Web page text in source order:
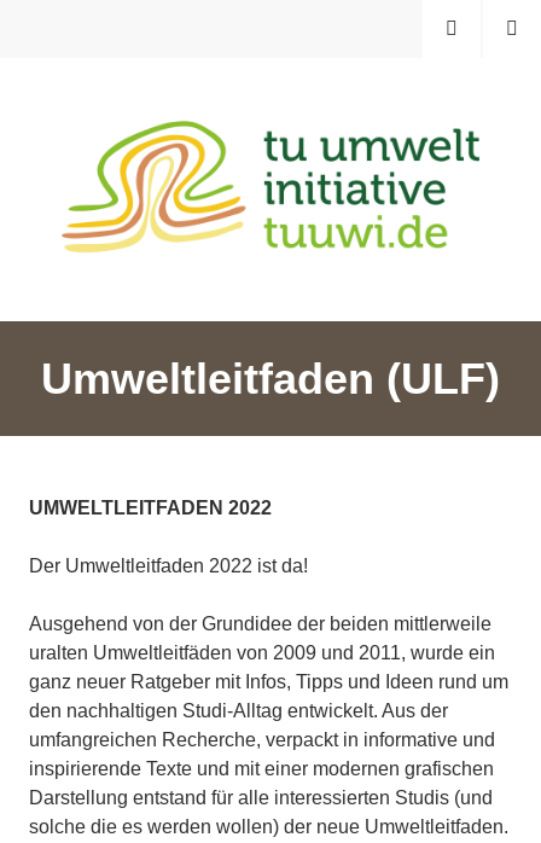
TU UMWELTINITIATIVE
MENÜ
SUCHE
Umweltleitfaden (ULF)
UMWELTLEITFADEN 2022
Der Umweltleitfaden 2022 ist da!
Ausgehend von der Grundidee der beiden mittlerweile
uralten Umweltleitfäden von 2009 und 2011, wurde ein
ganz neuer Ratgeber mit Infos, Tipps und Ideen rund um
den nachhaltigen Studi-Alltag entwickelt. Aus der
umfangreichen Recherche, verpackt in informative und
inspirierende Texte und mit einer modernen grafischen
Darstellung entstand für alle interessierten Studis (und
solche die es werden wollen) der neue Umweltleitfaden.